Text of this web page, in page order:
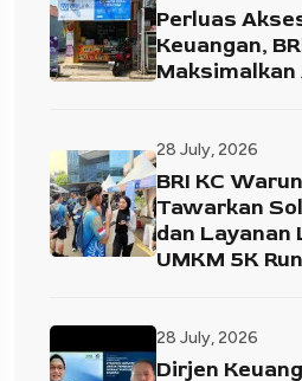
Perluas
Keuangan,
Maksimalkan
28 July, 2026
BRI KC
Tawarkan
dan Layanan
UMKM 5K Run
28 July, 2026
Dirjen